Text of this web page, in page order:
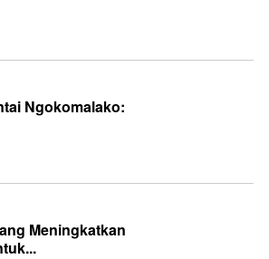
Ngokomalako:
Meningkatkan